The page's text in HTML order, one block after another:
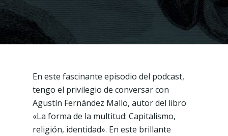
En este fascinante episodio del podcast,
tengo el privilegio de conversar con
Agustín Fernández Mallo, autor del libro
«La forma de la multitud: Capitalismo,
religión, identidad». En este brillante